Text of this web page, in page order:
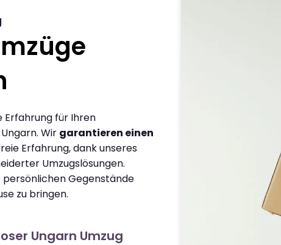
Erfahrung für Ihren
Wir garantieren einen
Erfahrung, dank unseres
Umzugslösungen.
persönlichen Gegenstände
zu bringen.
Ungarn Umzug